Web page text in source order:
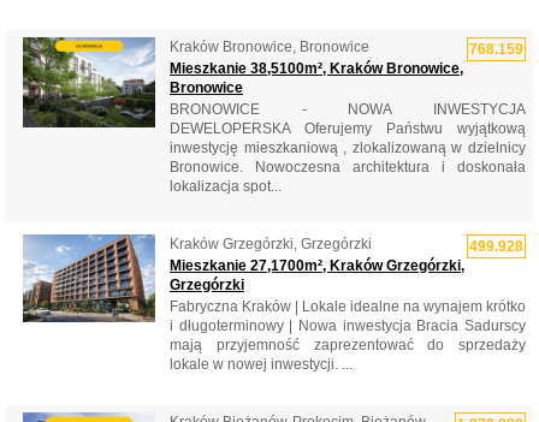
768.159
Kraków Bronowice, Bronowice
Mieszkanie 38,5100m², Kraków Bronowice,
Bronowice
BRONOWICE - NOWA INWESTYCJA
DEWELOPERSKA Oferujemy Państwu wyjątkową
inwestycję mieszkaniową , zlokalizowaną w dzielnicy
Bronowice. Nowoczesna architektura i doskonała
lokalizacja spot...
499.928
Kraków Grzegórzki, Grzegórzki
Mieszkanie 27,1700m², Kraków Grzegórzki,
Grzegórzki
Fabryczna Kraków | Lokale idealne na wynajem krótko
i długoterminowy | Nowa inwestycja Bracia Sadurscy
mają przyjemność zaprezentować do sprzedaży
lokale w nowej inwestycji. ...